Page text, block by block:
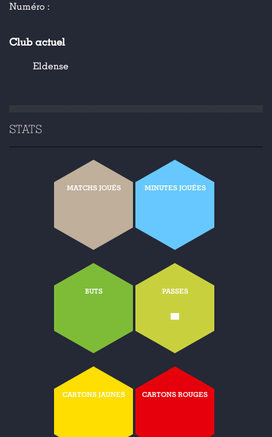
Numéro :
Club actuel
Eldense
STATS
MATCHS JOUÉS MINUTES JOUÉES
BUTS PASSES
-
CARTONS JAUNES CARTONS ROUGES